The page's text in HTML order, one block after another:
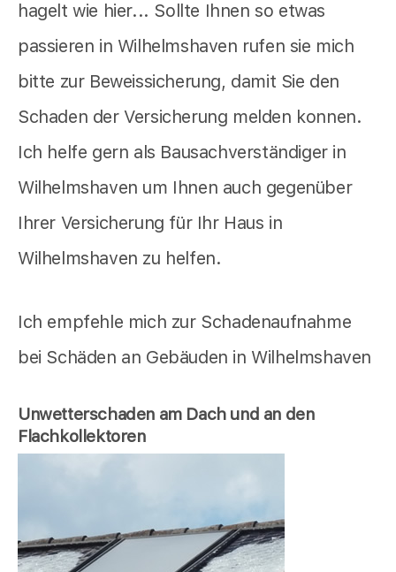
hagelt wie hier... Sollte Ihnen so etwas
passieren in Wilhelmshaven rufen sie mich
bitte zur Beweissicherung, damit Sie den
Schaden der Versicherung melden konnen.
Ich helfe gern als Bausachverständiger in
Wilhelmshaven um Ihnen auch gegenüber
Ihrer Versicherung für Ihr Haus in
Wilhelmshaven zu helfen.
Ich empfehle mich zur Schadenaufnahme
bei Schäden an Gebäuden in Wilhelmshaven
Unwetterschaden am Dach und an den
Flachkollektoren